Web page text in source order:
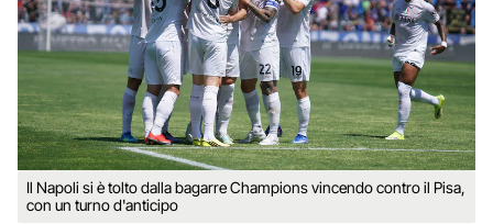
Il Napoli si è tolto dalla bagarre Champions vincendo contro il Pisa,
con un turno d'anticipo